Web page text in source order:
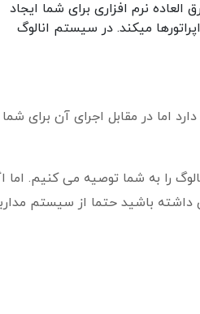
نرم افزاری برای شما ایجاد
میکند. در سیستم انالوگ
اما در مقابل اجرای آن برای
را به شما توصیه می کنیم. اما
باشید حتما از سیستم